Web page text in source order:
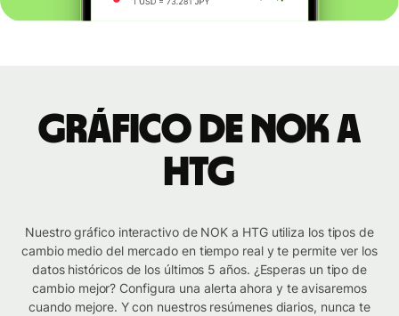
Gráfico de NOK a
HTG
Nuestro gráfico interactivo de NOK a HTG utiliza los tipos de
cambio medio del mercado en tiempo real y te permite ver los
datos históricos de los últimos 5 años. ¿Esperas un tipo de
cambio mejor? Configura una alerta ahora y te avisaremos
cuando mejore. Y con nuestros resúmenes diarios, nunca te